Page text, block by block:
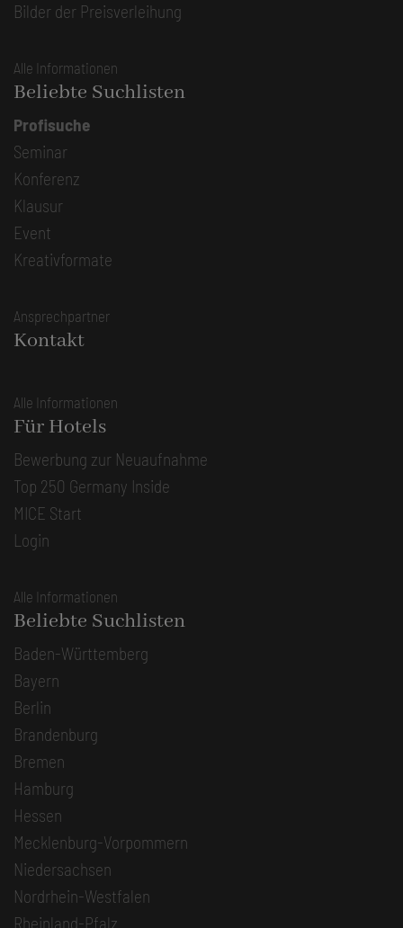
Bilder der Preisverleihung
Alle Informationen
Beliebte Suchlisten
Profisuche
Seminar
Konferenz
Klausur
Event
Kreativformate
Ansprechpartner
Kontakt
Alle Informationen
Für Hotels
Bewerbung zur Neuaufnahme
Top 250 Germany Inside
MICE Start
Login
Alle Informationen
Beliebte Suchlisten
Baden-Württemberg
Bayern
Berlin
Brandenburg
Bremen
Hamburg
Hessen
Mecklenburg-Vorpommern
Niedersachsen
Nordrhein-Westfalen
Rheinland-Pfalz